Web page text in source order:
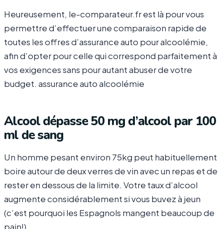
Heureusement, le-comparateur.fr est là pour vous
permettre d’effectuer une comparaison rapide de
toutes les offres d’assurance auto pour alcoolémie,
afin d’opter pour celle qui correspond parfaitement à
vos exigences sans pour autant abuser de votre
budget. assurance auto alcoolémie
Alcool dépasse 50 mg d’alcool par 100
ml de sang
Un homme pesant environ 75kg peut habituellement
boire autour de deux verres de vin avec un repas et de
rester en dessous de la limite. Votre taux d’alcool
augmente considérablement si vous buvez à jeun
(c’est pourquoi les Espagnols mangent beaucoup de
pain!).